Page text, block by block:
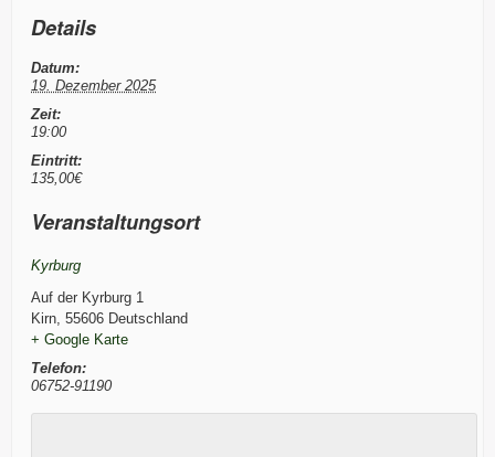
Details
Datum:
19. Dezember 2025
Zeit:
19:00
Eintritt:
135,00€
Veranstaltungsort
Kyrburg
Auf der Kyrburg 1
Kirn, 55606 Deutschland
+ Google Karte
Telefon:
06752-91190